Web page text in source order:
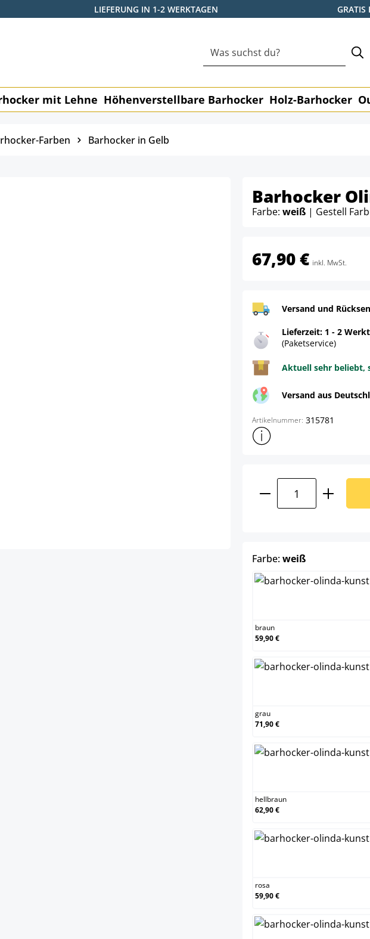
LIEFERUNG IN 1-2 WERKTAGEN GRATIS
mit Lehne Höhenverstellbare Barhocker Holz-Barhocker
Farben Barhocker in Gelb
Barhocker
Farbe: weiß | Gestell
67,90 € inkl. MwSt.
Versand und
Lieferzeit: 1 - 2
(Paketservice)
Aktuell sehr beliebt,
Versand aus
Artikelnummer: 315781
Weitere
Produkt Anzahl:
Farbe:weißauswählen
braun
59,90 €
grau
71,90 €
hellbraun
62,90 €
rosa
59,90 €